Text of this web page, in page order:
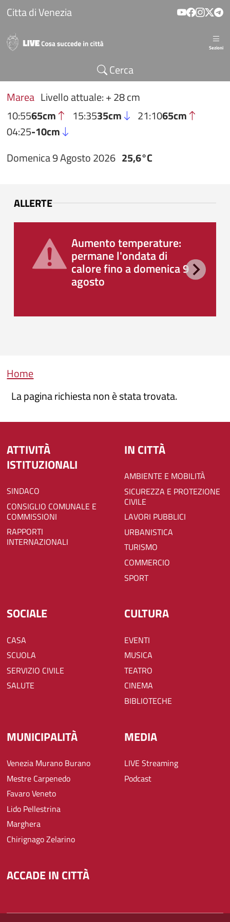
Salta al contenuto principale
Citta di Venezia
Sezioni
Cerca
Marea Livello attuale: + 28 cm
10:5565cm 15:3535cm 21:1065cm
04:25-10cm
Domenica 9 Agosto 2026 25,6°C
ALLERTE
Aumento temperature:
permane l'ondata di
calore fino a domenica 9
agosto
Briciole di pane
Home
La pagina richiesta non è stata trovata.
ATTIVITÀ
ISTITUZIONALI
SINDACO
CONSIGLIO COMUNALE E
COMMISSIONI
RAPPORTI
INTERNAZIONALI
IN CITTÀ
AMBIENTE E MOBILITÀ
SICUREZZA E PROTEZIONE
CIVILE
LAVORI PUBBLICI
URBANISTICA
TURISMO
COMMERCIO
SPORT
SOCIALE
CASA
SCUOLA
SERVIZIO CIVILE
SALUTE
CULTURA
EVENTI
MUSICA
TEATRO
CINEMA
BIBLIOTECHE
MUNICIPALITÀ
Venezia Murano Burano
Mestre Carpenedo
Favaro Veneto
Lido Pellestrina
Marghera
Chirignago Zelarino
MEDIA
LIVE Streaming
Podcast
ACCADE IN CITTÀ